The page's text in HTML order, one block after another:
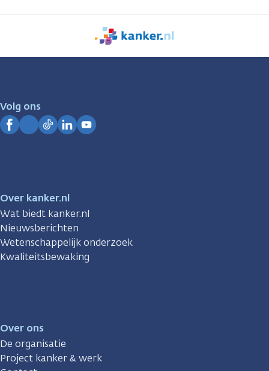
We
zijn
Volg ons
Over kanker.nl
Wat biedt kanker.nl
Nieuwsberichten
Wetenschappelijk onderzoek
Kwaliteitsbewaking
Over ons
De organisatie
Project kanker & werk